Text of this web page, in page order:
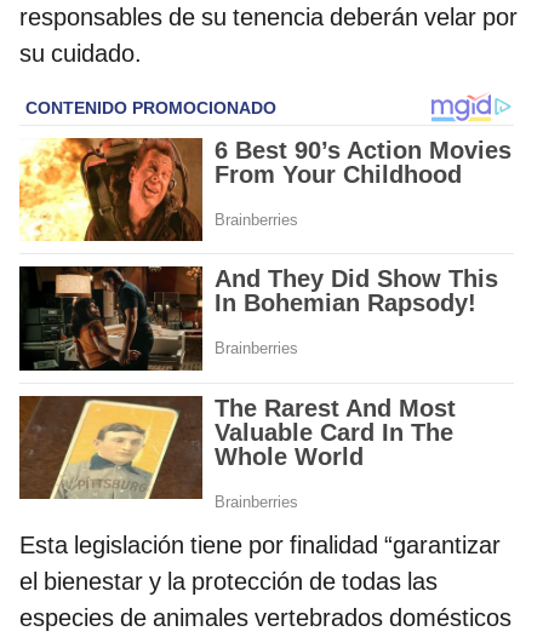
responsables de su tenencia deberán velar por
su cuidado.
Esta legislación tiene por finalidad “garantizar
el bienestar y la protección de todas las
especies de animales vertebrados domésticos